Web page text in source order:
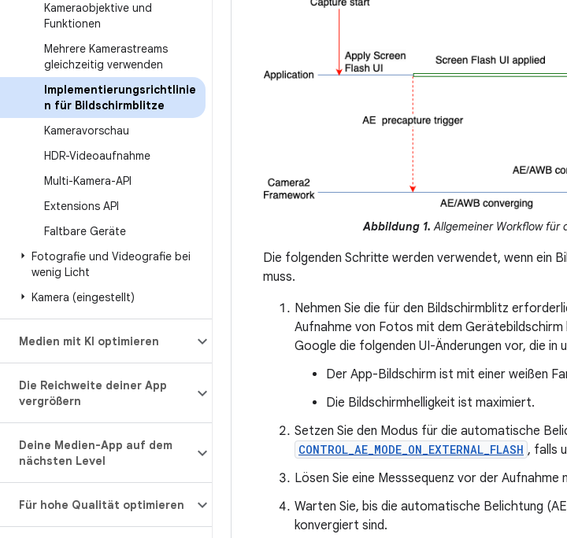
Kameraobjektive und
Funktionen
Mehrere Kamerastreams
gleichzeitig verwenden
Implementierungsrichtlinie
n für Bildschirmblitze
Kameravorschau
HDR-Videoaufnahme
Multi-Kamera-API
Extensions API
Faltbare Geräte
Fotografie und Videografie bei
wenig Licht
Kamera (eingestellt)
Medien mit KI optimieren
Die Reichweite deiner App
vergrößern
Deine Medien-App auf dem
nächsten Level
Für hohe Qualität optimieren
Abbildung 1. Allgemeiner Workflow für
Die folgenden Schritte werden verwendet, wenn ein
muss.
Nehmen Sie die für den Bildschirmblitz
Aufnahme von Fotos mit dem Gerätebildschirm
Google die folgenden UI-Änderungen vor, die in
Der App-Bildschirm ist mit einer weißen
Die Bildschirmhelligkeit ist maximiert.
Setzen Sie den Modus für die automatische
CONTROL_AE_MODE_ON_EXTERNAL_FLASH , falls
Lösen Sie eine Messsequenz vor der Aufnahme
Warten Sie, bis die automatische Belichtung
konvergiert sind.